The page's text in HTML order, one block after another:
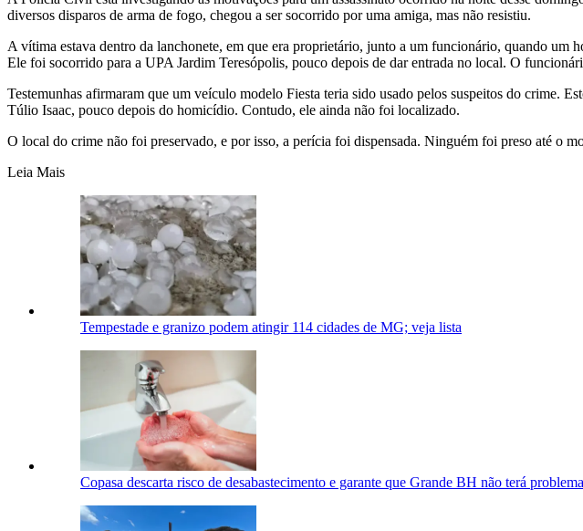
diversos disparos de arma de fogo, chegou a ser socorrido por uma amiga, mas não resistiu.
A vítima estava dentro da lanchonete, em que era proprietário, junto a um funcionário, quando um
Ele foi socorrido para a UPA Jardim Teresópolis, pouco depois de dar entrada no local. O
Testemunhas afirmaram que um veículo modelo Fiesta teria sido usado pelos suspeitos do crime.
Túlio Isaac, pouco depois do homicídio. Contudo, ele ainda não foi localizado.
O local do crime não foi preservado, e por isso, a perícia foi dispensada. Ninguém foi preso até o
Leia Mais
Tempestade e granizo podem atingir 114 cidades de MG; veja lista
Copasa descarta risco de desabastecimento e garante que Grande BH não terá